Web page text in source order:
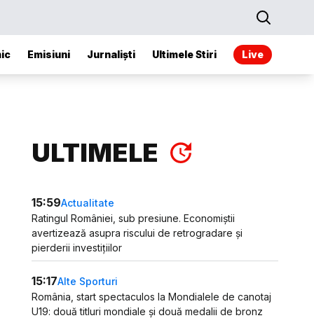
Emisiuni Jurnaliști Ultimele Stiri Live
ULTIMELE
15:59Actualitate
Ratingul României, sub presiune. Economiștii
avertizează asupra riscului de retrogradare și
pierderii investițiilor
15:17Alte Sporturi
România, start spectaculos la Mondialele de canotaj
U19: două titluri mondiale și două medalii de bronz